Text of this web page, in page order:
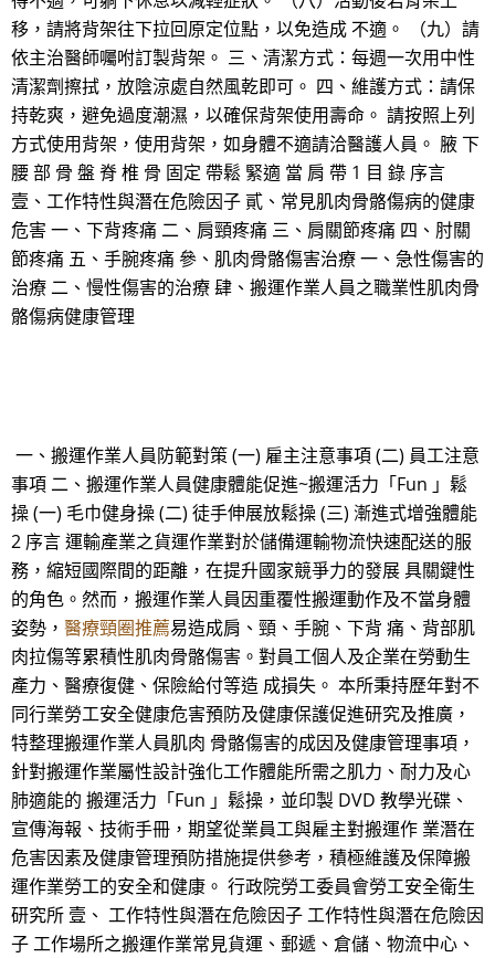
移，請將背架往下拉回原定位點，以免造成 不適。 （九）請
依主治醫師囑咐訂製背架。 三、清潔方式：每週一次用中性
清潔劑擦拭，放陰涼處自然風乾即可。 四、維護方式：請保
持乾爽，避免過度潮濕，以確保背架使用壽命。 請按照上列
方式使用背架，使用背架，如身體不適請洽醫護人員。 腋 下
腰 部 骨 盤 脊 椎 骨 固定 帶鬆 緊適 當 肩 帶 1 目 錄 序言
壹、工作特性與潛在危險因子 貳、常見肌肉骨骼傷病的健康
危害 一、下背疼痛 二、肩頸疼痛 三、肩關節疼痛 四、肘關
節疼痛 五、手腕疼痛 參、肌肉骨骼傷害治療 一、急性傷害的
治療 二、慢性傷害的治療 肆、搬運作業人員之職業性肌肉骨
骼傷病健康管理
一、搬運作業人員防範對策 (一) 雇主注意事項 (二) 員工注意
事項 二、搬運作業人員健康體能促進~搬運活力「Fun 」鬆
操 (一) 毛巾健身操 (二) 徒手伸展放鬆操 (三) 漸進式增強體能
2 序言 運輸產業之貨運作業對於儲備運輸物流快速配送的服
務，縮短國際間的距離，在提升國家競爭力的發展 具關鍵性
的角色。然而，搬運作業人員因重覆性搬運動作及不當身體
姿勢， 醫療頸圈推薦易造成肩、頸、手腕、下背 痛、背部肌
肉拉傷等累積性肌肉骨骼傷害。對員工個人及企業在勞動生
產力、醫療復健、保險給付等造 成損失。 本所秉持歷年對不
同行業勞工安全健康危害預防及健康保護促進研究及推廣，
特整理搬運作業人員肌肉 骨骼傷害的成因及健康管理事項，
針對搬運作業屬性設計強化工作體能所需之肌力、耐力及心
肺適能的 搬運活力「Fun 」鬆操，並印製 DVD 教學光碟、
宣傳海報、技術手冊，期望從業員工與雇主對搬運作 業潛在
危害因素及健康管理預防措施提供參考，積極維護及保障搬
運作業勞工的安全和健康。 行政院勞工委員會勞工安全衛生
研究所 壹、 工作特性與潛在危險因子 工作特性與潛在危險因
子 工作場所之搬運作業常見貨運、郵遞、倉儲、物流中心、